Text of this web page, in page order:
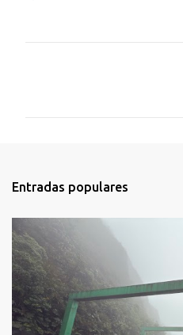
t
r
i
o
s
Entradas populares